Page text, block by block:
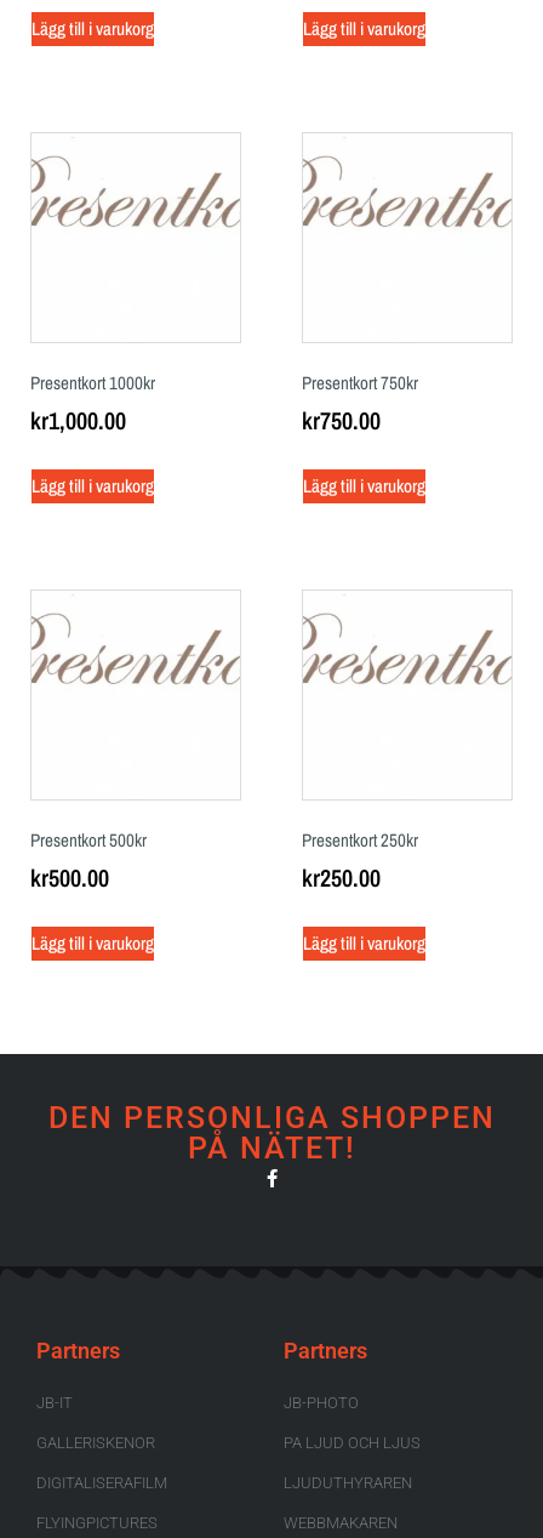
Lägg till i varukorg Lägg till i varukorg
Presentkort 1000kr
kr1,000.00
Lägg till i varukorg
Presentkort 750kr
kr750.00
Lägg till i varukorg
Presentkort 500kr
kr500.00
Lägg till i varukorg
Presentkort 250kr
kr250.00
Lägg till i varukorg
DEN PERSONLIGA SHOPPEN
PÅ NÄTET!
Partners
JB-IT
GALLERISKENOR
DIGITALISERAFILM
FLYINGPICTURES
Partners
JB-PHOTO
PA LJUD OCH LJUS
LJUDUTHYRAREN
WEBBMAKAREN